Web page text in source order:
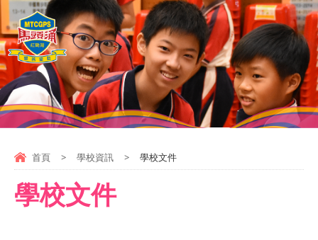
首頁 > 學校資訊 > 學校文件
學校文件